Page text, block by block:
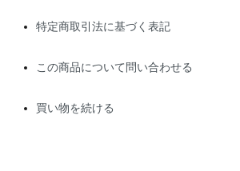
特定商取引法に基づく表記
この商品について問い合わせる
買い物を続ける